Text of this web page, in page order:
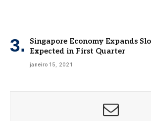
Singapore Economy Expands
Expected in First Quarter
janeiro 15, 2021